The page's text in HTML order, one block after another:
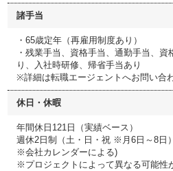
諸手当
・65歳定年（再雇用制度あり）
・残業手当、資格手当、通勤手当、
り、入社時研修、帰省手当あり
※詳細は転職エージェントへお問い合
休日・休暇
年間休日121日（実績ベース）
週休2日制（土・日・祝 ※月6日～8日）
※会社カレンダーによる)
※プロジェクトによって異なる可能性